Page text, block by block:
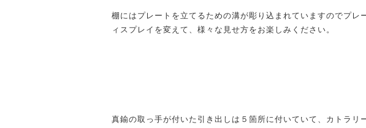
棚にはプレートを立てるための溝が彫り込まれていますのでプ
ィスプレイを変えて、様々な見せ方をお楽しみください。
真鍮の取っ手が付いた引き出しは５箇所に付いていて、カトラ